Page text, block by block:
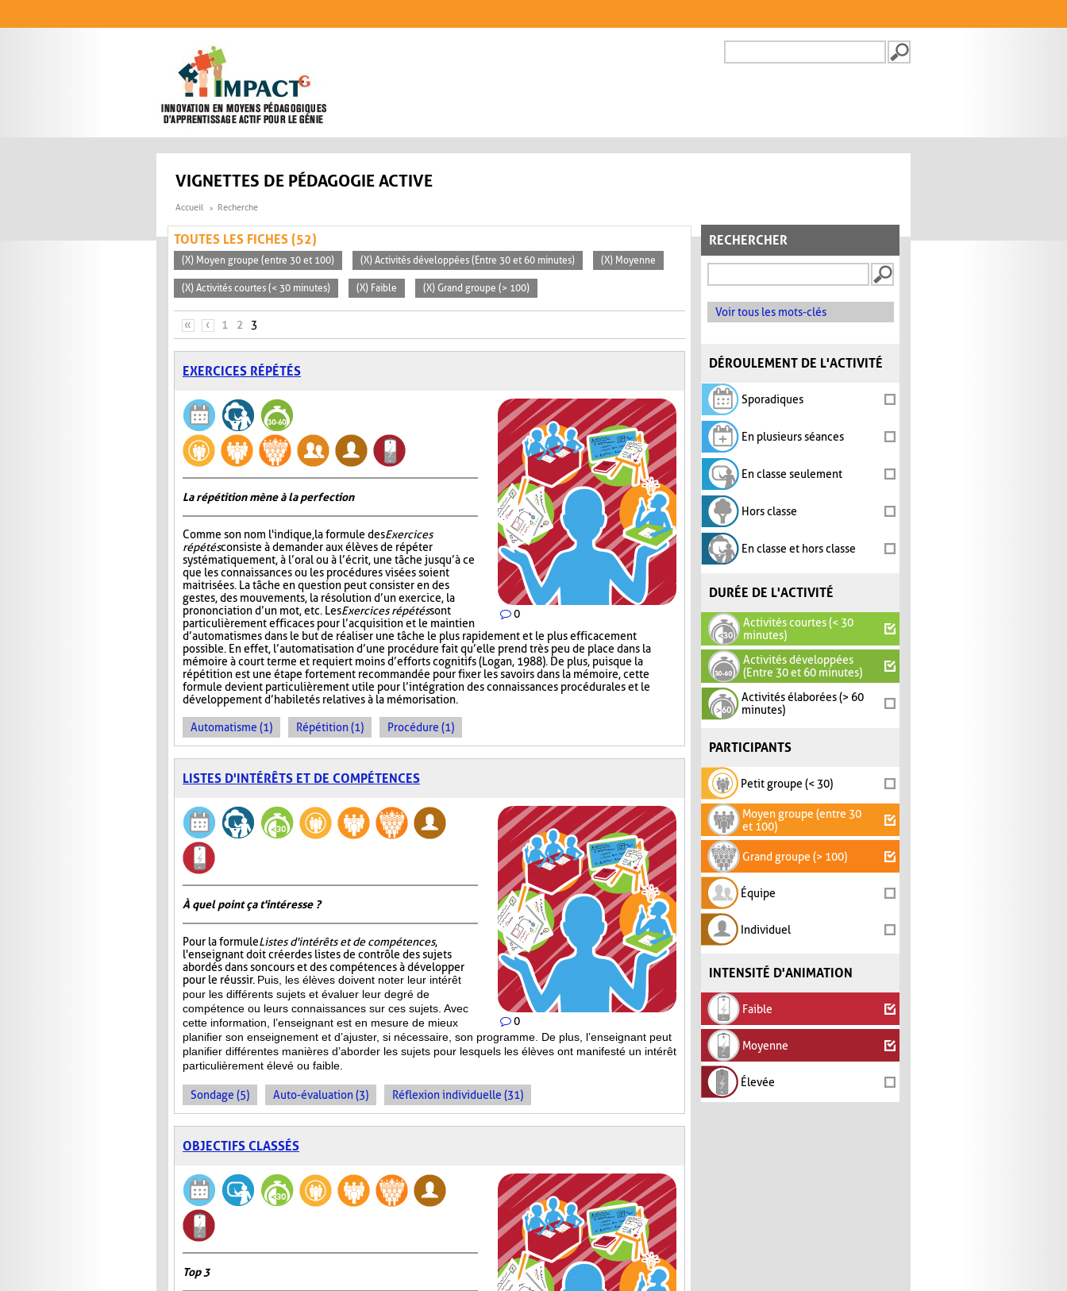
FORMULAIRE DE
VIGNETTES DE PÉDAGOGIE ACTIVE
Accueil Recherche
RECHERCHER
Voir tous les mots-clés
DÉROULEMENT DE L'ACTIVITÉ
Sporadiques
En plusieurs séances
En classe seulement
Hors classe
En classe et hors classe
DURÉE DE L'ACTIVITÉ
Activités courtes (< 30
minutes)
Activités développées
(Entre 30 et 60 minutes)
Activités élaborées (> 60
minutes)
PARTICIPANTS
Petit groupe (< 30)
Moyen groupe (entre 30
et 100)
Grand groupe (> 100)
Équipe
Individuel
INTENSITÉ D'ANIMATION
Faible
Moyenne
Élevée
TOUTES LES FICHES (52)
(X) Moyen groupe (entre 30 et 100) (X) Activités développées (Entre 30 et 60 minutes) (X) Moyenne
(X) Activités courtes (< 30 minutes) (X) Faible (X) Grand groupe (> 100)
PAGES
« ‹ 1 2 3
EXERCICES RÉPÉTÉS
0
La répétition mène à la perfection
Comme son nom l'indique, la formule desExercices
répétésconsiste à demander aux élèves de répéter
systématiquement, à l’oral ou à l’écrit, une tâche jusqu’à ce
que les connaissances ou les procédures visées soient
maitrisées. La tâche en question peut consister en des
gestes, des mouvements, la résolution d’un exercice, la
prononciation d’un mot, etc. LesExercices répétéssont
particulièrement efficaces pour l’acquisition et le maintien
d’automatismes dans le but de réaliser une tâche le plus rapidement et le plus efficacement
possible. En effet, l’automatisation d’une procédure fait qu’elle prend très peu de place dans la
mémoire à court terme et requiert moins d’efforts cognitifs (Logan, 1988). De plus, puisque la
répétition est une étape fortement recommandée pour fixer les savoirs dans la mémoire, cette
formule devient particulièrement utile pour l’intégration des connaissances procédurales et le
développement d’habiletés relatives à la mémorisation.
Automatisme (1) Répétition (1) Procédure (1)
LISTES D'INTÉRÊTS ET DE COMPÉTENCES
0
À quel point ça t'intéresse ?
Pour la formuleListes d'intérêts et de compétences,
l'enseignant doit créer des listes de contrôle des sujets
abordés dans son cours et des compétences à développer
pour le réussir. Puis, les élèves doivent noter leur intérêt
pour les différents sujets et évaluer leur degré de
compétence ou leurs connaissances sur ces sujets. Avec
cette information, l’enseignant est en mesure de mieux
planifier son enseignement et d’ajuster, si nécessaire, son programme. De plus, l’enseignant peut
planifier différentes manières d’aborder les sujets pour lesquels les élèves ont manifesté un intérêt
particulièrement élevé ou faible.
Sondage (5) Auto-évaluation (3) Réflexion individuelle (31)
OBJECTIFS CLASSÉS
Top 3